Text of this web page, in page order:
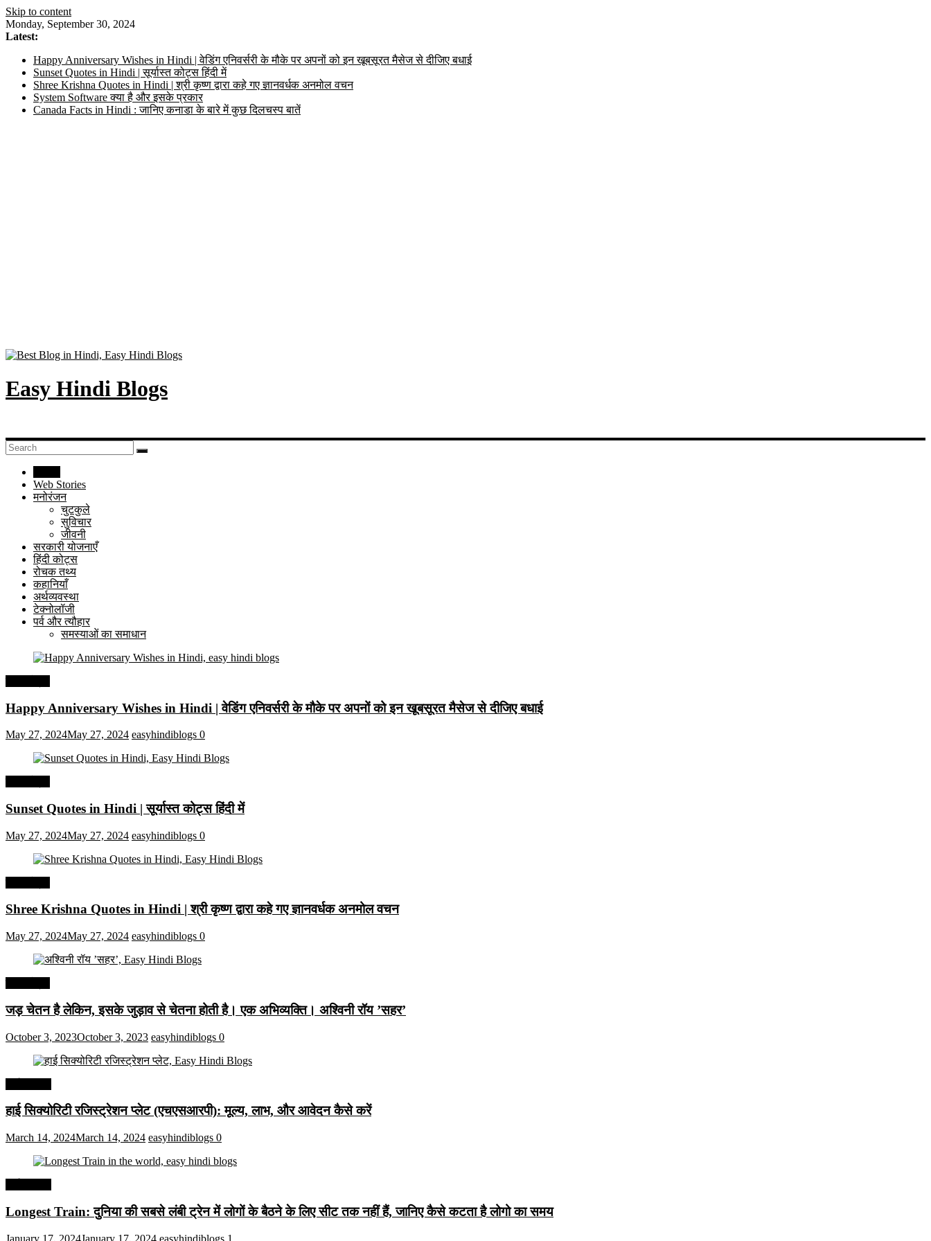
Skip to content
Monday, September 30, 2024
Latest:
Happy Anniversary Wishes in Hindi | वेडिंग एनिवर्सरी के मौके पर अपनों को इन खूबसूरत मैसेज से दीजिए बधाई
Sunset Quotes in Hindi | सूर्यास्त कोट्स हिंदी में
Shree Krishna Quotes in Hindi | श्री कृष्ण द्वारा कहे गए ज्ञानवर्धक अनमोल वचन
System Software क्या है और इसके प्रकार
Canada Facts in Hindi : जानिए कनाडा के बारे में कुछ दिलचस्प बातें
Easy Hindi Blogs
Web Stories
मनोरंजन
चुटकुले
सुविचार
जीवनी
सरकारी योजनाएँ
हिंदी कोट्स
रोचक तथ्य
कहानियाँ
अर्थव्यवस्था
टेक्नोलॉजी
पर्व और त्यौहार
समस्याओं का समाधान
Happy Anniversary Wishes in Hindi | वेडिंग एनिवर्सरी के मौके पर अपनों को इन खूबसूरत मैसेज से दीजिए बधाई
May 27, 2024May 27, 2024 easyhindiblogs 0
Sunset Quotes in Hindi | सूर्यास्त कोट्स हिंदी में
May 27, 2024May 27, 2024 easyhindiblogs 0
Shree Krishna Quotes in Hindi | श्री कृष्ण द्वारा कहे गए ज्ञानवर्धक अनमोल वचन
May 27, 2024May 27, 2024 easyhindiblogs 0
जड़ चेतन है लेकिन, इसके जुड़ाव से चेतना होती है। एक अभिव्यक्ति। अश्विनी रॉय ’सहर’
October 3, 2023October 3, 2023 easyhindiblogs 0
हाई सिक्योरिटी रजिस्ट्रेशन प्लेट (एचएसआरपी): मूल्य, लाभ, और आवेदन कैसे करें
March 14, 2024March 14, 2024 easyhindiblogs 0
Longest Train: दुनिया की सबसे लंबी ट्रेन में लोगों के बैठने के लिए सीट तक ​​नहीं हैं, जानिए कैसे कटता है लोगो का समय
January 17, 2024January 17, 2024 easyhindiblogs 1